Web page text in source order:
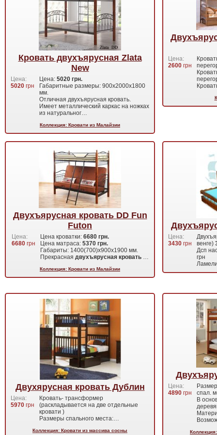
Кровать двухъярусная Zlata
New
Цена:
5020 грн
Цена: 5020 грн.
Габаритные размеры: 900х2000х1800
мм.
Отличная двухъярусная кровать.
Имеет металлический каркас на ножках
из натуральног…
Коллекция: Кровати из Малайзии
Цена:
2600 грн
Двухъярусная кровать DD Fun
Futon
Цена:
6680грн
Цена кроватки: 6680 грн.
Цена матраса: 5370 грн.
Габариты: 1400(700)х900х1900 мм.
Прекрасная двухъярусная кровать …
Коллекция: Кровати из Малайзии
Цена:
3430 грн
венге)
Дсп
грн
Двухярусная кровать Дублин
Цена:
5970 грн
Кровать- трансформер
(раскладывается на две отдельные
кровати )
Размеры спального места:…
Коллекция: Кровати из массива сосны
Цена:
4890 грн
спал.
В